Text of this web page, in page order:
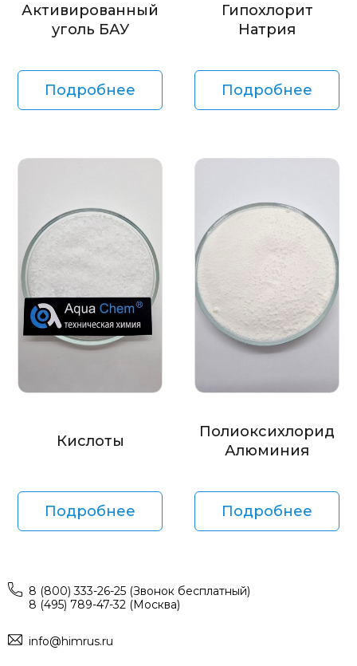
Активированный
уголь БАУ
Подробнее
Гипохлорит
Натрия
Подробнее
Кислоты
Подробнее
Полиоксихлорид
Алюминия
Подробнее
8 (800) 333-26-25 (Звонок бесплатный)
8 (495) 789-47-32 (Москва)
info@himrus.ru